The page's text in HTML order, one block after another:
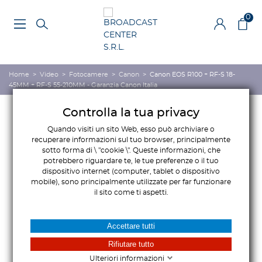
0
Home > Video > Fotocamere > Canon > Canon EOS R100 + RF-S 18-
45MM + RF-S 55-210MM - Garanzia Canon Italia
Controlla la tua privacy
Quando visiti un sito Web, esso può archiviare o
recuperare informazioni sul tuo browser, principalmente
sotto forma di \ "cookie \". Queste informazioni, che
potrebbero riguardare te, le tue preferenze o il tuo
dispositivo internet (computer, tablet o dispositivo
mobile), sono principalmente utilizzate per far funzionare
il sito come ti aspetti.
Ulteriori informazioni
Accettare tutti
Rifiutare tutto